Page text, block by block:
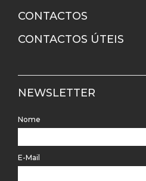
CONTACTOS
CONTACTOS ÚTEIS
NEWSLETTER
Nome
E-Mail